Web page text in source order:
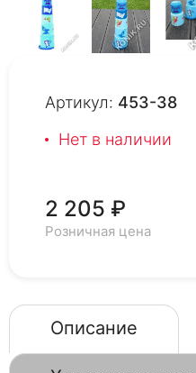
Артикул: 453-38
Нет в наличии
2 205 ₽
Розничная цена
Описание